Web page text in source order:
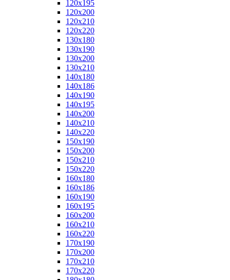
120x195
120x200
120x210
120x220
130x180
130x190
130x200
130x210
140x180
140x186
140x190
140x195
140x200
140x210
140x220
150x190
150x200
150x210
150x220
160x180
160x186
160x190
160x195
160x200
160x210
160x220
170x190
170x200
170x210
170x220